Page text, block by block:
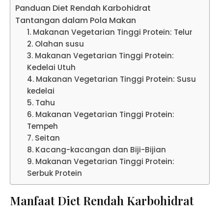
Panduan Diet Rendah Karbohidrat
Tantangan dalam Pola Makan
1. Makanan Vegetarian Tinggi Protein: Telur
2. Olahan susu
3. Makanan Vegetarian Tinggi Protein:
Kedelai Utuh
4. Makanan Vegetarian Tinggi Protein: Susu
kedelai
5. Tahu
6. Makanan Vegetarian Tinggi Protein:
Tempeh
7. Seitan
8. Kacang-kacangan dan Biji-Bijian
9. Makanan Vegetarian Tinggi Protein:
Serbuk Protein
Manfaat Diet Rendah Karbohidrat